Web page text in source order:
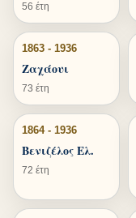
56 έτη
1863 - 1936
Ζαχάουι
73 έτη
1864 - 1936
Βενιζέλος Ελ.
72 έτη